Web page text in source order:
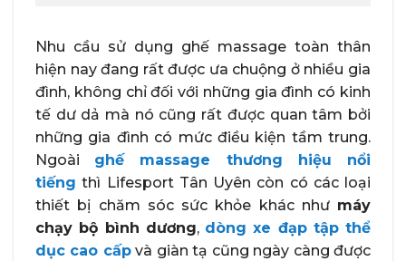
Nhu cầu sử dụng ghế massage toàn thân
hiện nay đang rất được ưa chuộng ở nhiều gia
đình, không chỉ đối với những gia đình có kinh
tế dư dả mà nó cũng rất được quan tâm bởi
những gia đình có mức điều kiện tầm trung.
Ngoài ghế massage thương hiệu nổi
tiếng thì Lifesport Tân Uyên còn có các loại
thiết bị chăm sóc sức khỏe khác như máy
chạy bộ bình dương, dòng xe đạp tập thể
dục cao cấpvà giàn tạ cũng ngày càng được